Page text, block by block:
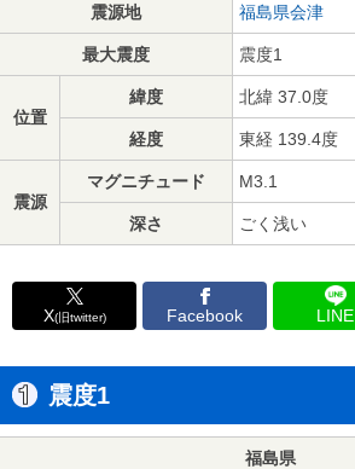
震源地 福島県会津
最大震度 震度1
位置
緯度 北緯 37.0度
経度 東経 139.4度
震源
マグニチュード M3.1
深さ ごく浅い
X(旧twitter) Facebook LINE
震度1
福島県